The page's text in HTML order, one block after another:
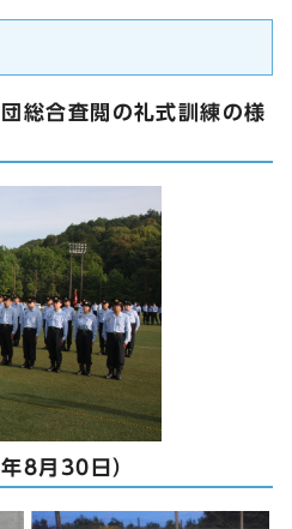
総合査閲の礼式訓練の様
8月30日）